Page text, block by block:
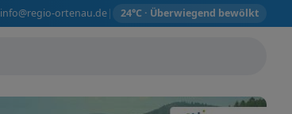
info@regio-ortenau.de| 24°C · Überwiegend bewölkt